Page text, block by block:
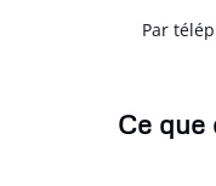
Par
Ce que